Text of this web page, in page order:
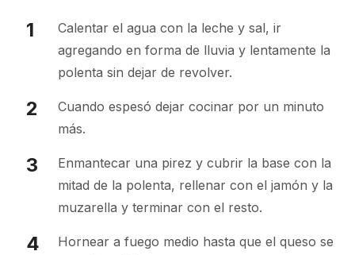
Calentar el agua con la leche y sal, ir
agregando en forma de lluvia y lentamente la
polenta sin dejar de revolver.
Cuando espesó dejar cocinar por un minuto
más.
Enmantecar una pirez y cubrir la base con la
mitad de la polenta, rellenar con el jamón y la
muzarella y terminar con el resto.
Hornear a fuego medio hasta que el queso se